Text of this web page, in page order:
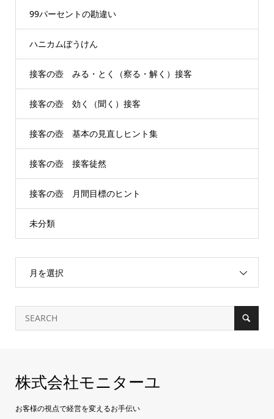
99パーセントの勘違い
ハニカムぼうけん
接客の壺 みる・とく（察る・解く）接客
接客の壺 効く（聞く）接客
接客の壺 基本の見直しヒント集
接客の壺 接客徒然
接客の壺 月間目標のヒント
未分類
月を選択
株式会社モニターユ
お客様の視点で経営を変えるお手伝い